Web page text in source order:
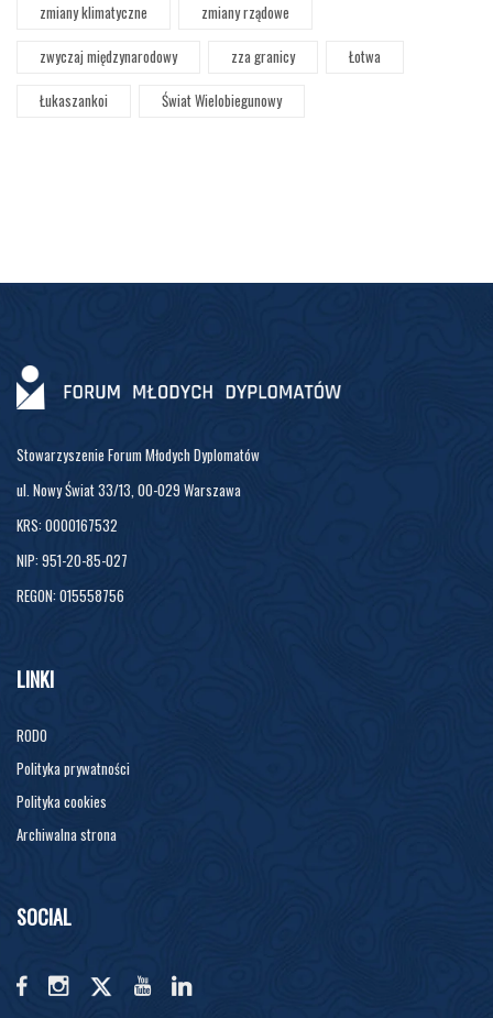
zmiany klimatyczne
zmiany rządowe
zwyczaj międzynarodowy
zza granicy
Łotwa
Łukaszankoi
Świat Wielobiegunowy
Stowarzyszenie Forum Młodych Dyplomatów
ul. Nowy Świat 33/13, 00-029 Warszawa
KRS: 0000167532
NIP: 951-20-85-027
REGON: 015558756
LINKI
RODO
Polityka prywatności
Polityka cookies
Archiwalna strona
SOCIAL